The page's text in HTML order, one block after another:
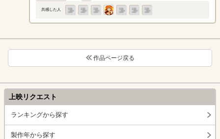
共感した人
作品ページ戻る
上映リクエスト
ランキングから探す
製作年から探す